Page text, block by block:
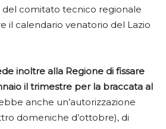
del comitato tecnico regionale
il calendario venatorio del Lazio
inoltre alla Regione di fissare
il trimestre per la braccata al
anche un’autorizzazione
domeniche d’ottobre), di